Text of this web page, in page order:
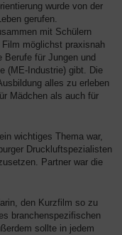
wurde von der
gerufen.
mit Schülern
möglichst praxisnah
Berufe für Jungen und
(ME-Industrie) gibt. Die
alles zu erleben
Mädchen als auch für
wichtiges Thema war,
Druckluftspezialisten
Partner war die
den Kurzfilm so zu
branchenspezifischen
sollte in jedem